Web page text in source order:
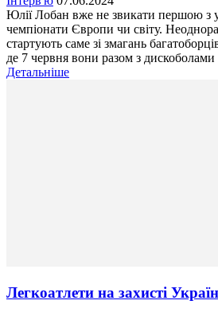
Юлії Лобан вже не звикати першою з
чемпіонати Європи чи світу.
стартують саме зі змагань
де 7 червня вони разом з дискоболами
Детальніше
Легкоатлети на захисті